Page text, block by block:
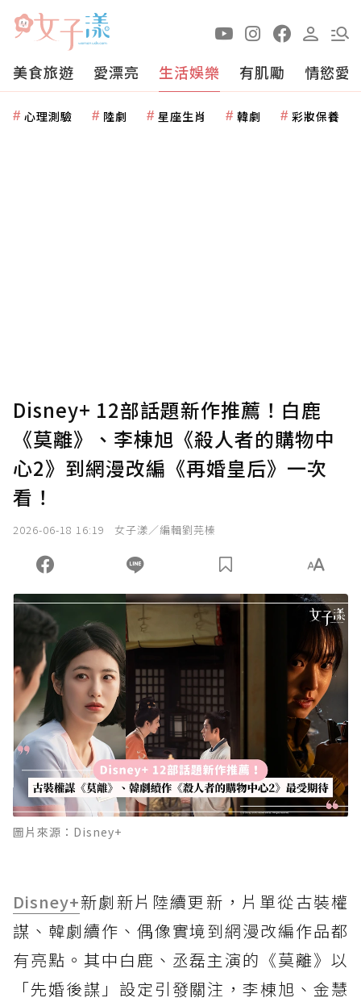
美食旅遊 愛漂亮 生活娛樂 有肌勵 情慾愛
心理測驗 陸劇 星座生肖 韓劇 彩妝保養
Disney+ 12部話題新作推薦！白鹿
《莫離》、李棟旭《殺人者的購物中
心2》到網漫改編《再婚皇后》一次
看！
2026-06-18 16:19 女子漾／編輯劉芫榛
圖片來源：Disney+
Disney+新劇新片陸續更新，片單從古裝權
謀、韓劇續作、偶像實境到網漫改編作品都
有亮點。其中白鹿、丞磊主演的《莫離》以
「先婚後謀」設定引發關注，李棟旭、金慧